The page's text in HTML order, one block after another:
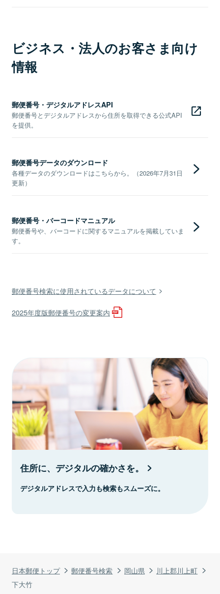
日本郵便トップ 郵便番号検索 岡山県
川上郡川上町
下大竹
ビジネス・法人のお客さま向け
情報
郵便番号・デジタルアドレスAPI
郵便番号とデジタルアドレスから住所を取得できる公式API
を提供。
郵便番号データのダウンロード
各種データのダウンロードはこちらから。（2026年7月31日
更新）
郵便番号・バーコードマニュアル
郵便番号や、バーコードに関するマニュアルを掲載していま
す。
郵便番号検索に使用されているデータについて
2025年度版郵便番号の変更案内
住所に、デジタルの確かさを。
デジタルアドレスで入力も検索もスムーズに。